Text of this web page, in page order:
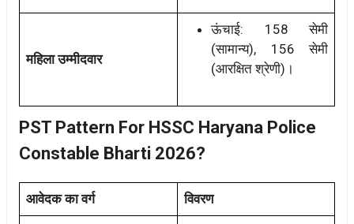
महिला उम्मीदवार
ऊंचाई: 158 सेमी
(सामान्य), 156 सेमी
(आरक्षित श्रेणी)।
PST Pattern For HSSC Haryana Police
Constable Bharti 2026?
आवेदक का वर्ग विवरण